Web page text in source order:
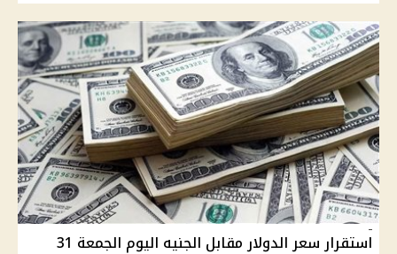
استقرار سعر الدولار مقابل الجنيه اليوم الجمعة 31